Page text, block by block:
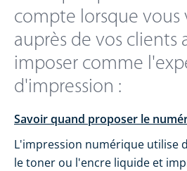
compte lorsque vous
auprès de vos clients
imposer comme
d'impression :
Savoir quand proposer le
L'impression numérique utilise
le toner ou l'encre liquide et